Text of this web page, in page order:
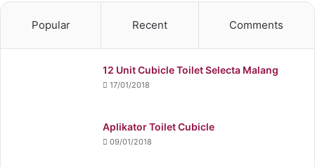
Popular Recent Comments
12 Unit Cubicle Toilet Selecta Malang
17/01/2018
Aplikator Toilet Cubicle
09/01/2018